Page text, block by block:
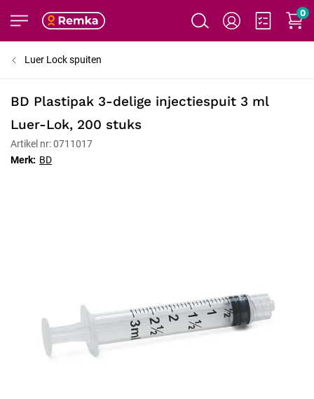
0
Luer Lock spuiten
BD Plastipak 3-delige injectiespuit 3 ml
Luer-Lok, 200 stuks
Artikel nr: 0711017
Merk: BD